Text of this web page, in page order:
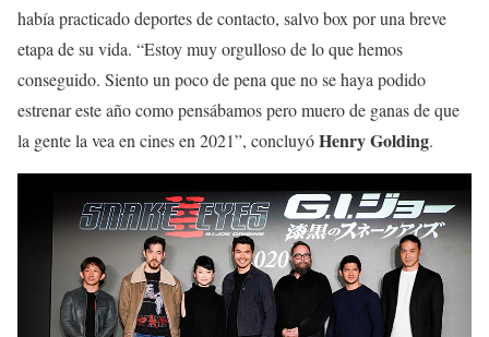
había practicado deportes de contacto, salvo box por una breve
etapa de su vida. “Estoy muy orgulloso de lo que hemos
conseguido. Siento un poco de pena que no se haya podido
estrenar este año como pensábamos pero muero de ganas de que
la gente la vea en cines en 2021”, concluyóHenry Golding.